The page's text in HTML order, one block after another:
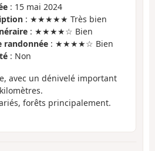
: 15 mai 2024
: ★★★★★ Très bien
: ★★★★☆ Bien
randonnée : ★★★★☆ Bien
: Non
avec un dénivelé important
forêts principalement.